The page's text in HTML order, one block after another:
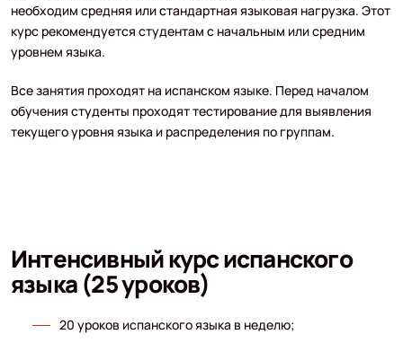
необходим средняя или стандартная языковая нагрузка. Этот
курс рекомендуется студентам с начальным или средним
уровнем языка.
Все занятия проходят на испанском языке. Перед началом
обучения студенты проходят тестирование для выявления
текущего уровня языка и распределения по группам.
Интенсивный курс испанского
языка (25 уроков)
20 уроков испанского языка в неделю;